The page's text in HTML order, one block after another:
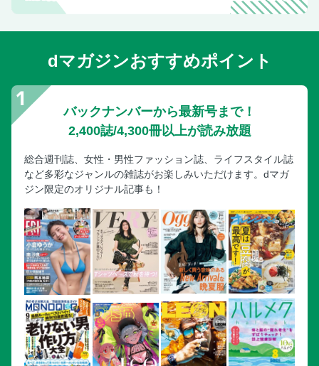
dマガジンおすすめポイント
バックナンバーから最新号まで！
2,400誌/4,300冊以上が読み放題
総合週刊誌、女性・男性ファッション誌、ライフスタイル誌
など多彩なジャンルの雑誌がお楽しみいただけます。dマガ
ジン限定のオリジナル記事も！